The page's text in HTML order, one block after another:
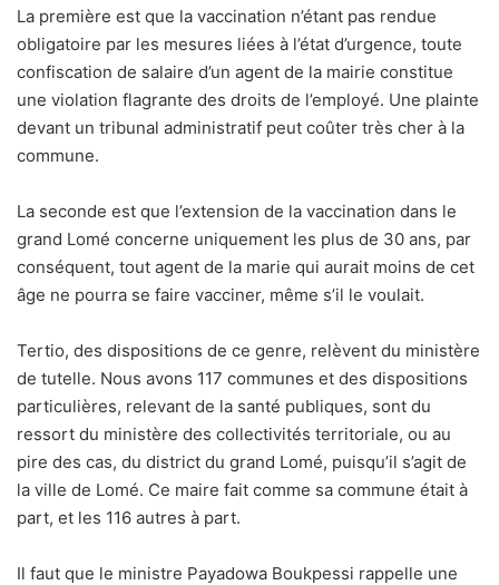
La première est que la vaccination n’étant pas rendue
obligatoire par les mesures liées à l’état d’urgence, toute
confiscation de salaire d’un agent de la mairie constitue
une violation flagrante des droits de l’employé. Une plainte
devant un tribunal administratif peut coûter très cher à la
commune.
La seconde est que l’extension de la vaccination dans le
grand Lomé concerne uniquement les plus de 30 ans, par
conséquent, tout agent de la marie qui aurait moins de cet
âge ne pourra se faire vacciner, même s’il le voulait.
Tertio, des dispositions de ce genre, relèvent du ministère
de tutelle. Nous avons 117 communes et des dispositions
particulières, relevant de la santé publiques, sont du
ressort du ministère des collectivités territoriale, ou au
pire des cas, du district du grand Lomé, puisqu’il s’agit de
la ville de Lomé. Ce maire fait comme sa commune était à
part, et les 116 autres à part.
Il faut que le ministre Payadowa Boukpessi rappelle une